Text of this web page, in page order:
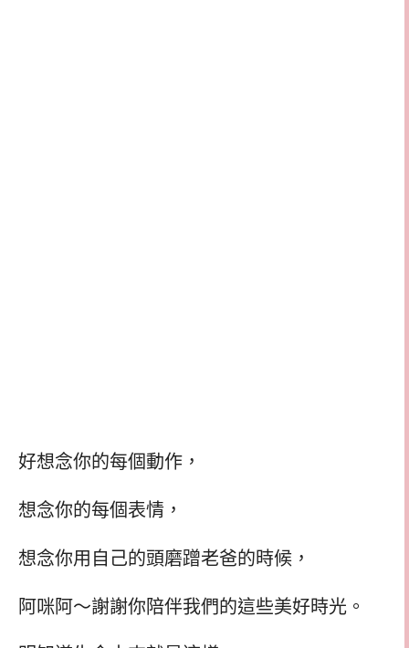
好想念你的每個動作，
想念你的每個表情，
想念你用自己的頭磨蹭老爸的時候，
阿咪阿～謝謝你陪伴我們的這些美好時光。